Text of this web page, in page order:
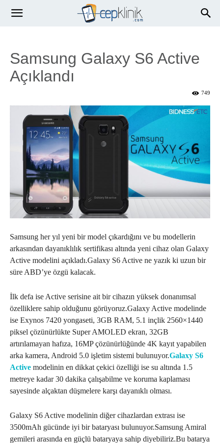
Samsung Galaxy S6 Active
Açıklandı
749
Samsung her yıl yeni bir model çıkardığını ve bu modellerin
arkasından dayanıklılık sertifikası altında yeni cihaz olan Galaxy
Active modelini açıkladı.Galaxy S6 Active ne yazık ki uzun bir
süre ABD’ye özgü kalacak.
İlk defa ise Active serisine ait bir cihazın yüksek donanımsal
özelliklere sahip olduğunu görüyoruz.Galaxy Active modelinde
ise Exynos 7420 yongaseti, 3GB RAM, 5.1 inçlik 2560×1440
piksel çözünürlükte Super AMOLED ekran, 32GB
artırılamayan hafıza, 16MP çözünürlüğünde 4K kayıt yapabilen
arka kamera, Android 5.0 işletim sistemi bulunuyor.Galaxy S6
Active modelinin en dikkat çekici özelliği ise su altında 1.5
metreye kadar 30 dakika çalışabilme ve koruma kaplaması
sayesinde alçaktan düşmelere karşı dayanıklı olması.
Galaxy S6 Active modelinin diğer cihazlardan extrası ise
3500mAh gücünde iyi bir bataryası bulunuyor.Samsung Amiral
gemileri arasında en güçlü bataryaya sahip diyebiliriz.Bu batarya